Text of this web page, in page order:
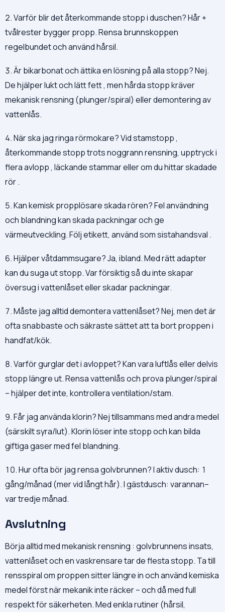
2. Varför blir det återkommande stopp i duschen? Hår +
tvålrester bygger propp. Rensa brunnskoppen
regelbundet och använd hårsil.
3. Är bikarbonat och ättika en lösning på alla stopp? Nej.
De hjälper lukt och lätt fett , men hårda stopp kräver
mekanisk rensning (plunger/spiral) eller demontering av
vattenlås.
4. När ska jag ringa rörmokare? Vid stamstopp ,
återkommande stopp trots noggrann rensning, upptryck i
flera avlopp , läckande stammar eller om du hittar skadade
rör .
5. Kan kemisk propplösare skada rören? Fel användning
och blandning kan skada packningar och ge
värmeutveckling. Följ etikett, använd som sistahandsval .
6. Hjälper våtdammsugare? Ja, ibland. Med rätt adapter
kan du suga ut stopp. Var försiktig så du inte skapar
översug i vattenlåset eller skadar packningar.
7. Måste jag alltid demontera vattenlåset? Nej, men det är
ofta snabbaste och säkraste sättet att ta bort proppen i
handfat/kök.
8. Varför gurglar det i avloppet? Kan vara luftlås eller delvis
stopp längre ut. Rensa vattenlås och prova plunger/spiral
– hjälper det inte, kontrollera ventilation/stam.
9. Får jag använda klorin? Nej tillsammans med andra medel
(särskilt syra/lut). Klorin löser inte stopp och kan bilda
giftiga gaser med fel blandning.
10. Hur ofta bör jag rensa golvbrunnen? I aktiv dusch: 1
gång/månad (mer vid långt hår). I gästdusch: varannan–
var tredje månad.
Avslutning
Börja alltid med mekanisk rensning : golvbrunnens insats,
vattenlåset och en vaskrensare tar de flesta stopp. Ta till
rensspiral om proppen sitter längre in och använd kemiska
medel först när mekanik inte räcker – och då med full
respekt för säkerheten. Med enkla rutiner (hårsil,